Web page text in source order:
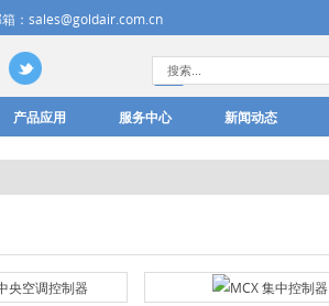
：sales@goldair.com.cn
新闻动态
服务中心
产品应用